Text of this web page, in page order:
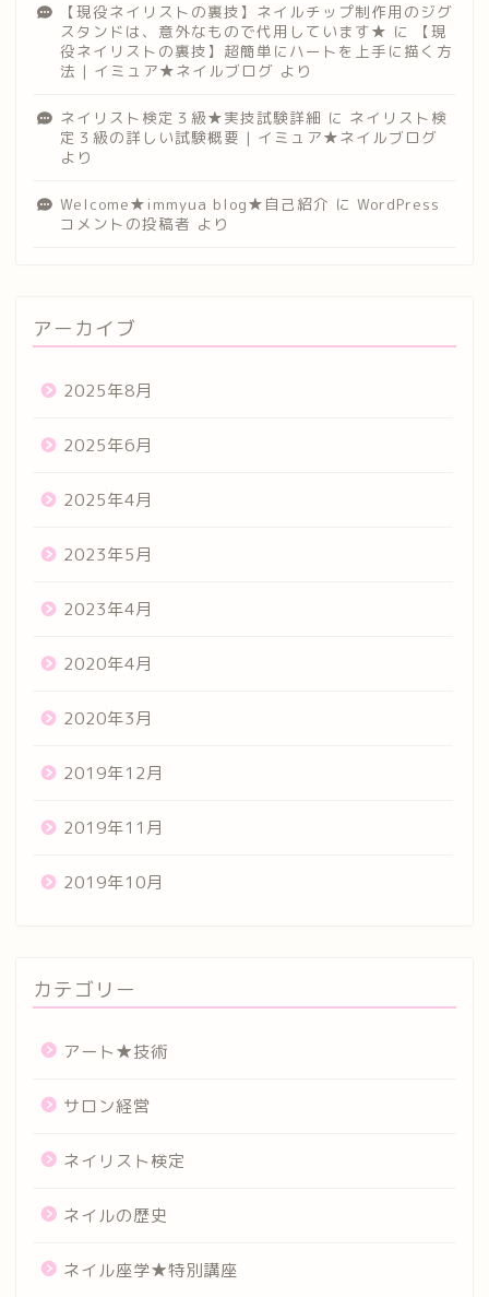
【現役ネイリストの裏技】ネイルチップ制作用のジグ
スタンドは、意外なもので代用しています★ に
【現
役ネイリストの裏技】超簡単にハートを上手に描く方
法 | イミュア★ネイルブログ より
ネイリスト検定３級★実技試験詳細 に ネイリスト検
定３級の詳しい試験概要 | イミュア★ネイルブログ
より
Welcome★immyua blog★自己紹介 に WordPress
コメントの投稿者 より
アーカイブ
2025年8月
2025年6月
2025年4月
2023年5月
2023年4月
2020年4月
2020年3月
2019年12月
2019年11月
2019年10月
カテゴリー
アート★技術
サロン経営
ネイリスト検定
ネイルの歴史
ネイル座学★特別講座